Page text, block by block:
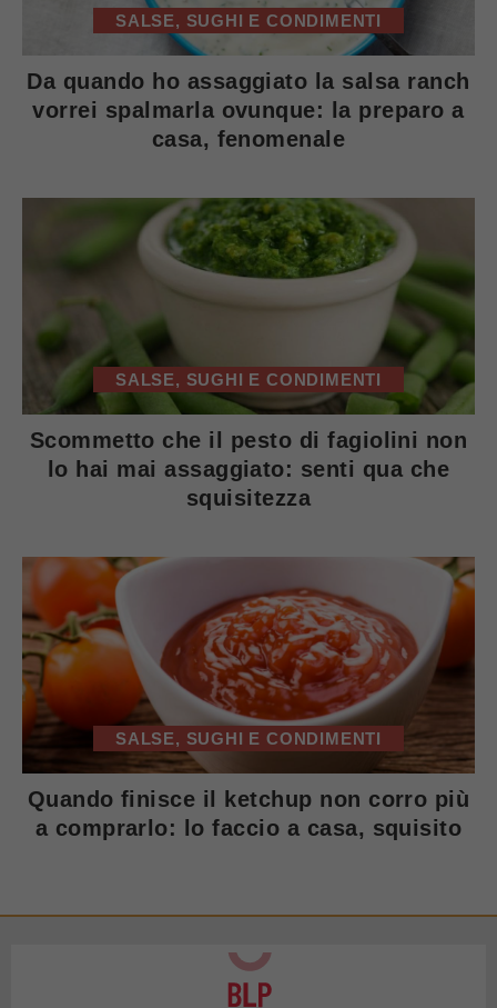
SALSE, SUGHI E CONDIMENTI
Da quando ho assaggiato la salsa ranch
vorrei spalmarla ovunque: la preparo a
casa, fenomenale
SALSE, SUGHI E CONDIMENTI
Scommetto che il pesto di fagiolini non
lo hai mai assaggiato: senti qua che
squisitezza
SALSE, SUGHI E CONDIMENTI
Quando finisce il ketchup non corro più
a comprarlo: lo faccio a casa, squisito